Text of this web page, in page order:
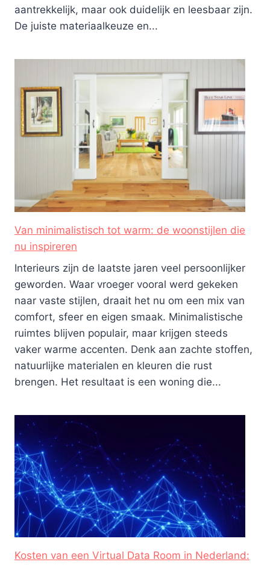
aantrekkelijk, maar ook duidelijk en leesbaar zijn.
De juiste materiaalkeuze en...
Van minimalistisch tot warm: de woonstijlen die
nu inspireren
Interieurs zijn de laatste jaren veel persoonlijker
geworden. Waar vroeger vooral werd gekeken
naar vaste stijlen, draait het nu om een mix van
comfort, sfeer en eigen smaak. Minimalistische
ruimtes blijven populair, maar krijgen steeds
vaker warme accenten. Denk aan zachte stoffen,
natuurlijke materialen en kleuren die rust
brengen. Het resultaat is een woning die...
Kosten van een Virtual Data Room in Nederland: